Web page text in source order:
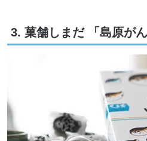
3. 菓舗しまだ 「島原がん